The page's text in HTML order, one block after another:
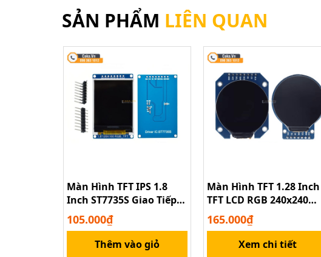
SẢN PHẨM LIÊN QUAN
Màn Hình TFT IPS 1.8
Inch ST7735S Giao Tiếp
SPI Hiển Thị Màu
105.000₫
Thêm vào giỏ
Màn Hình TFT 1.28 Inch
TFT LCD RGB 240x240
GC9A01 240x240 PCB Cho
Arduino
165.000₫
Xem chi tiết